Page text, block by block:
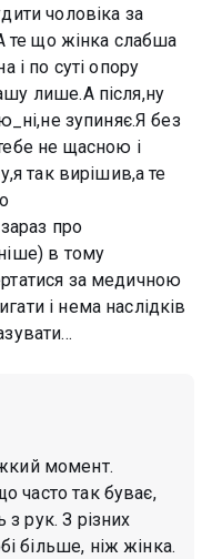
чоловіка за
те що жінка слабша
і по суті опору
лише.А після,ну
зупиняє.Я без
не щасною і
так вирішив,а те
про
в тому
за медичною
і нема наслідків
момент.
часто так буває,
рук. З різних
більше, ніж жінка.